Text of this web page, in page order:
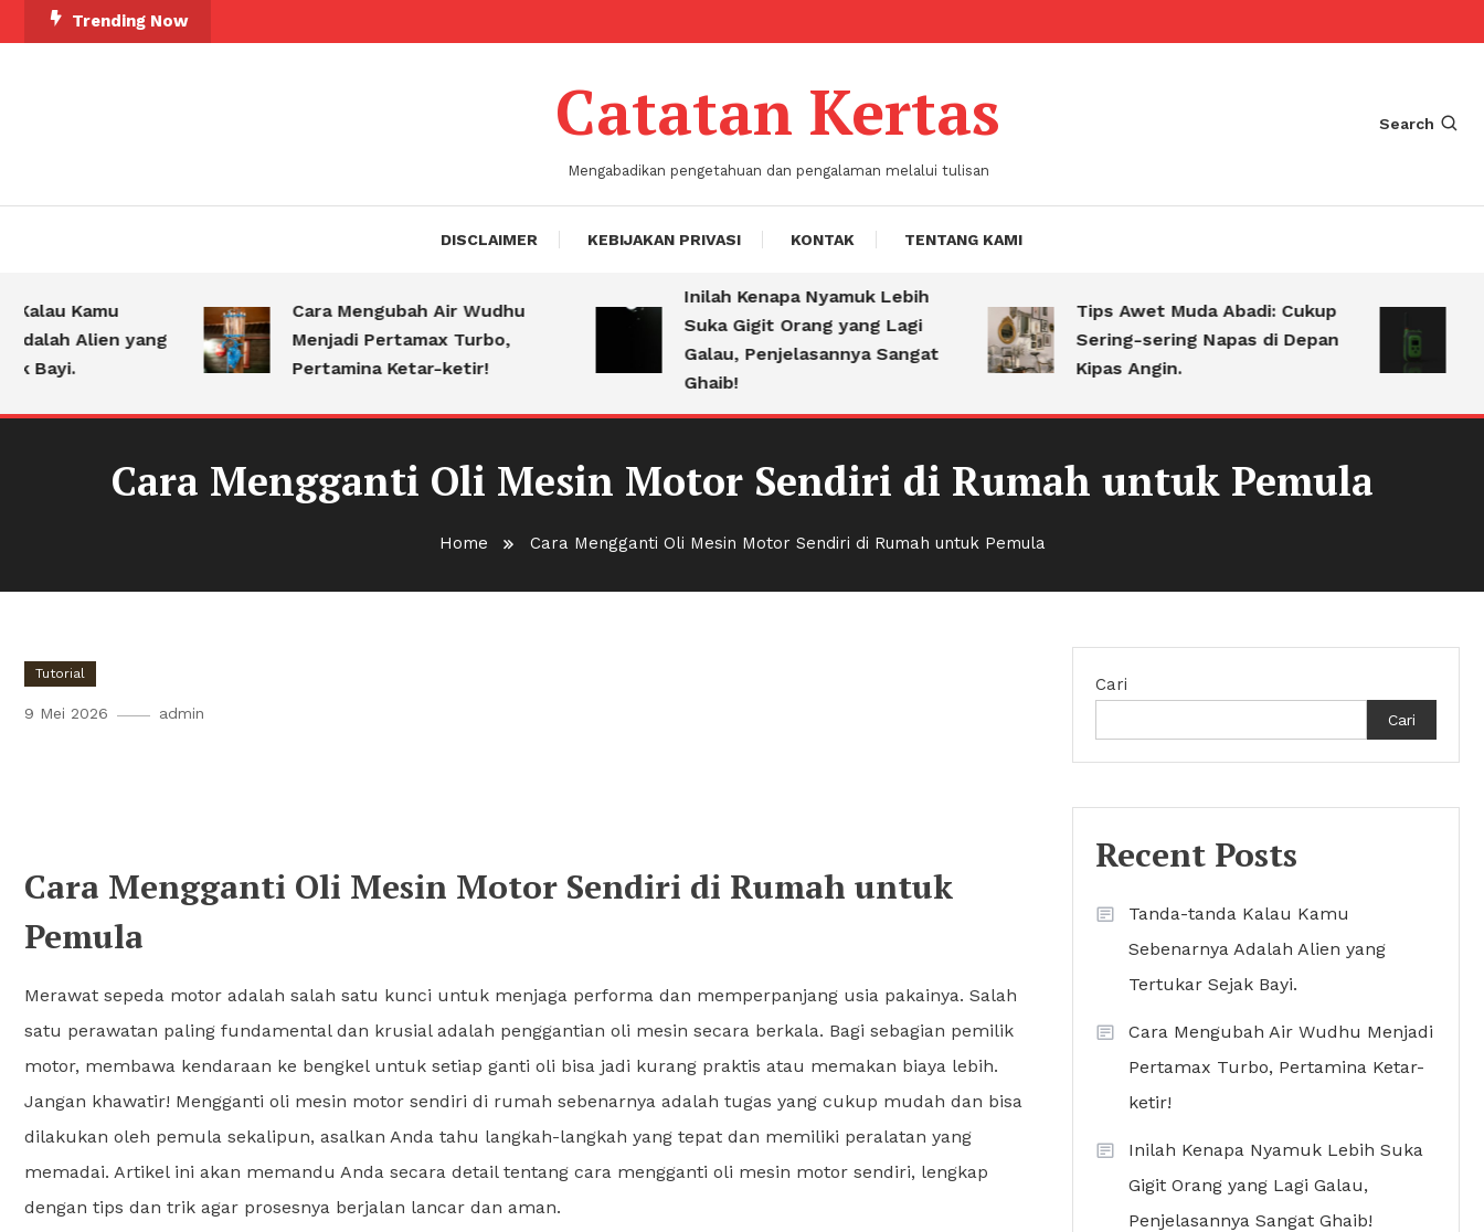
To
Trending Now
Catatan Kertas
Mengabadikan pengetahuan dan pengalaman melalui tulisan
Search
DISCLAIMER KEBIJAKAN PRIVASI KONTAK TENTANG KAMI
Kamu
Alien yang
Cara Mengubah Air Wudhu
Menjadi Pertamax Turbo,
Pertamina Ketar-ketir!
Inilah Kenapa Nyamuk Lebih
Suka Gigit Orang yang Lagi
Galau, Penjelasannya Sangat
Ghaib!
Tips Awet Muda Abadi: Cukup
Sering-sering Napas di Depan
Kipas Angin.
Cara Mengganti Oli Mesin Motor Sendiri di Rumah untuk Pemula
Home Cara Mengganti Oli Mesin Motor Sendiri di Rumah untuk Pemula
Tutorial
9 Mei 2026 admin
Cara Mengganti Oli Mesin Motor Sendiri di Rumah untuk
Pemula
Merawat sepeda motor adalah salah satu kunci untuk menjaga performa dan memperpanjang usia pakainya. Salah
satu perawatan paling fundamental dan krusial adalah penggantian oli mesin secara berkala. Bagi sebagian pemilik
motor, membawa kendaraan ke bengkel untuk setiap ganti oli bisa jadi kurang praktis atau memakan biaya lebih.
Jangan khawatir! Mengganti oli mesin motor sendiri di rumah sebenarnya adalah tugas yang cukup mudah dan bisa
dilakukan oleh pemula sekalipun, asalkan Anda tahu langkah-langkah yang tepat dan memiliki peralatan yang
memadai. Artikel ini akan memandu Anda secara detail tentang cara mengganti oli mesin motor sendiri, lengkap
dengan tips dan trik agar prosesnya berjalan lancar dan aman.
Cari
Cari
Recent Posts
Tanda-tanda Kalau Kamu
Sebenarnya Adalah Alien yang
Tertukar Sejak Bayi.
Cara Mengubah Air Wudhu Menjadi
Pertamax Turbo, Pertamina Ketar-
ketir!
Inilah Kenapa Nyamuk Lebih Suka
Gigit Orang yang Lagi Galau,
Penjelasannya Sangat Ghaib!